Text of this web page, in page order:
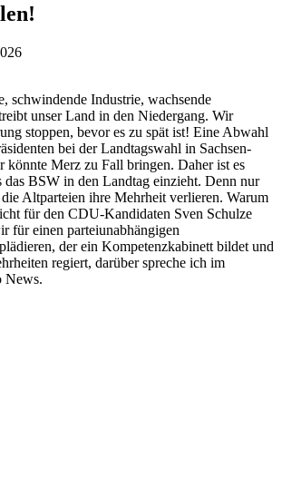
schwindende Industrie, wachsende
unser Land in den Niedergang. Wir
stoppen, bevor es zu spät ist! Eine Abwahl
bei der Landtagswahl in Sachsen-
könnte Merz zu Fall bringen. Daher ist es
das BSW in den Landtag einzieht. Denn nur
die Altparteien ihre Mehrheit verlieren. Warum
für den CDU-Kandidaten Sven Schulze
für einen parteiunabhängigen
der ein Kompetenzkabinett bildet und
regiert, darüber spreche ich im
News.